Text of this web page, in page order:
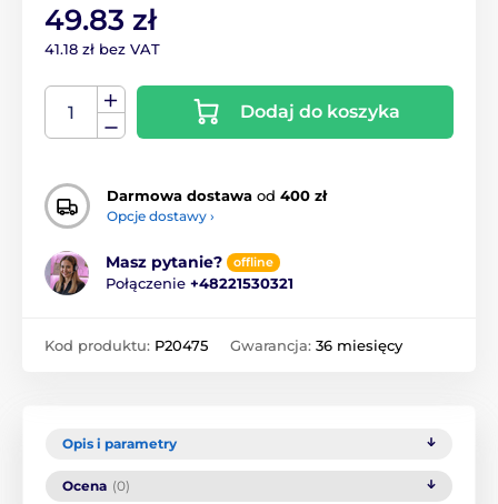
49.83 zł
41.18 zł bez VAT
Dodaj do koszyka
Darmowa dostawa od 400 zł
Opcje dostawy ›
Masz pytanie? offline
Połączenie +48221530321
Kod produktu: P20475 Gwarancja: 36 miesięcy
Opis i parametry
Ocena (0)